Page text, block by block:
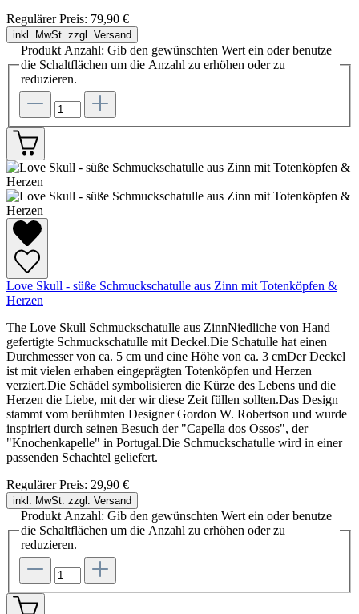
Regulärer Preis: 79,90 €
inkl. MwSt. zzgl. Versand
Produkt Anzahl: Gib den gewünschten Wert ein oder benutze
die Schaltflächen um die Anzahl zu erhöhen oder zu
reduzieren.
Love Skull - süße Schmuckschatulle aus Zinn mit Totenköpfen &
Herzen
The Love Skull Schmuckschatulle aus ZinnNiedliche von Hand
gefertigte Schmuckschatulle mit Deckel.Die Schatulle hat einen
Durchmesser von ca. 5 cm und eine Höhe von ca. 3 cmDer Deckel
ist mit vielen erhaben eingeprägten Totenköpfen und Herzen
verziert.Die Schädel symbolisieren die Kürze des Lebens und die
Herzen die Liebe, mit der wir diese Zeit füllen sollten.Das Design
stammt vom berühmten Designer Gordon W. Robertson und wurde
inspiriert durch seinen Besuch der "Capella dos Ossos", der
"Knochenkapelle" in Portugal.Die Schmuckschatulle wird in einer
passenden Schachtel geliefert.
Regulärer Preis: 29,90 €
inkl. MwSt. zzgl. Versand
Produkt Anzahl: Gib den gewünschten Wert ein oder benutze
die Schaltflächen um die Anzahl zu erhöhen oder zu
reduzieren.